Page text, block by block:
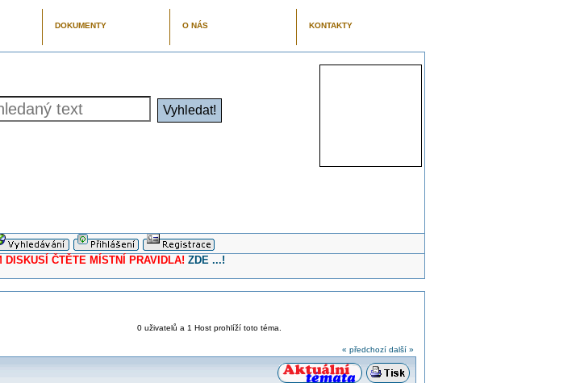
DOKUMENTY O NÁS KONTAKTY
ČTĚTE MÍSTNÍ PRAVIDLA! ZDE ...!
0 uživatelů a 1 Host prohlíží toto téma.
« předchozí další »